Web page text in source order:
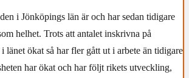
i Jönköpings län är och har sedan tidigare
helhet. Trots att antalet inskrivna på
länet ökat så har fler gått ut i arbete än tidigare
har ökat och har följt rikets utveckling,